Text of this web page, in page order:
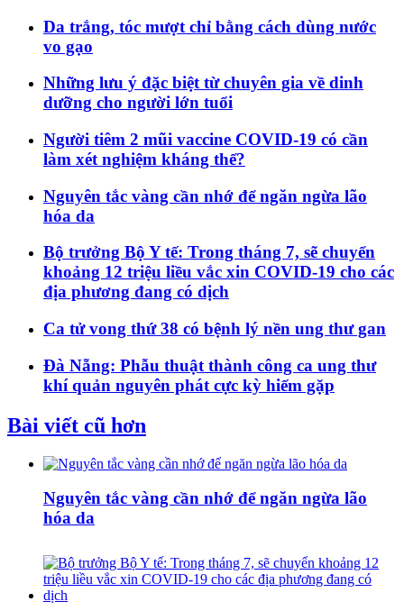
Da trắng, tóc mượt chỉ bằng cách dùng nước
vo gạo
Những lưu ý đặc biệt từ chuyên gia về dinh
dưỡng cho người lớn tuổi
Người tiêm 2 mũi vaccine COVID-19 có cần
làm xét nghiệm kháng thể?
Nguyên tắc vàng cần nhớ để ngăn ngừa lão
hóa da
Bộ trưởng Bộ Y tế: Trong tháng 7, sẽ chuyển
khoảng 12 triệu liều vắc xin COVID-19 cho các
địa phương đang có dịch
Ca tử vong thứ 38 có bệnh lý nền ung thư gan
Đà Nẵng: Phẫu thuật thành công ca ung thư
khí quản nguyên phát cực kỳ hiếm gặp
Bài viết cũ hơn
Nguyên tắc vàng cần nhớ để ngăn ngừa lão
hóa da